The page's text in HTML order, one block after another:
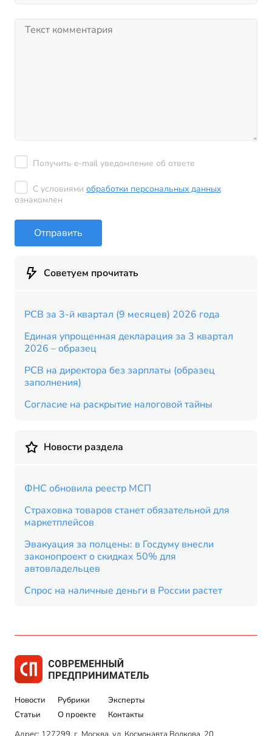
Получить e-mail уведомление об ответе
С условиями обработки персональных данных
ознакомлен
Отправить
Советуем прочитать
РСВ за 3-й квартал (9 месяцев) 2026 года
Единая упрощенная декларация за 3 квартал
2026 – образец
РСВ на директора без зарплаты (образец
заполнения)
Согласие на раскрытие налоговой тайны
Новости раздела
ФНС обновила реестр МСП
Страховка товаров станет обязательной для
маркетплейсов
Эвакуация за полцены: в Госдуму внесли
законопроект о скидках 50% для
автовладельцев
Спрос на наличные деньги в России растет
Новости
Статьи
Рубрики
О проекте
Эксперты
Контакты